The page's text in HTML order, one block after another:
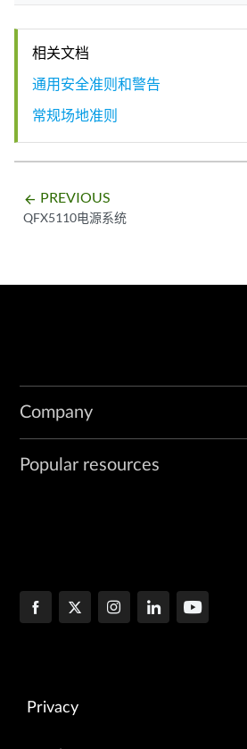
相关文档
通用安全准则和警告
常规场地准则
arrow_backward PREVIOUS
QFX5110电源系统
Company
Popular resources
Privacy